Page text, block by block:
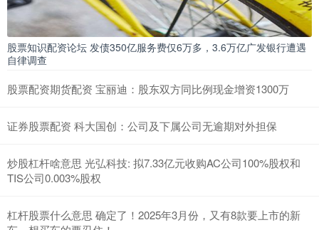
股票知识配资论坛 发债350亿服务费仅6万多，3.6万亿广发银行遭遇
自律调查
股票配资期货配资 宝丽迪：股东双方同比例现金增资1300万
证券股票配资 科大国创：公司及下属公司无逾期对外担保
炒股杠杆啥意思 光弘科技: 拟7.33亿元收购AC公司100%股权和
TIS公司0.003%股权
杠杆股票什么意思 确定了！2025年3月份，又有8款要上市的新